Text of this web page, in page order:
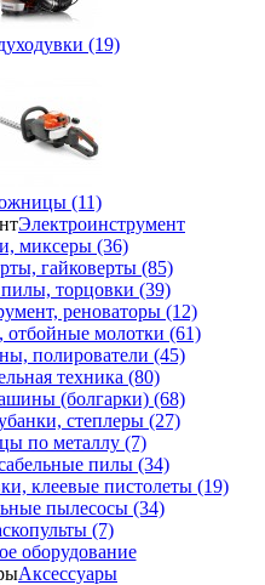
(19)
(11)
Электроинструмент
миксеры (36)
гайковерты (85)
торцовки (39)
реноваторы (12)
отбойные молотки (61)
полирователи (45)
техника (80)
(болгарки) (68)
степлеры (27)
по металлу (7)
пилы (34)
клеевые пистолеты (19)
пылесосы (34)
(7)
оборудование
Аксессуары